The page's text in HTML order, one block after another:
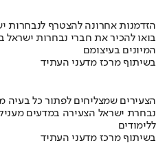
הזדמנות אחרונה להצטרף לנבחרות
בואו להכיר את חברי נבחרות
המיונים בעיצומם
בשיתוף מרכז מדעני העתיד
הצעירים שמצליחים לפתור כל בעיה
נבחרת ישראל הצעירה במדעים
ללימודים
בשיתוף מרכז מדעני העתיד